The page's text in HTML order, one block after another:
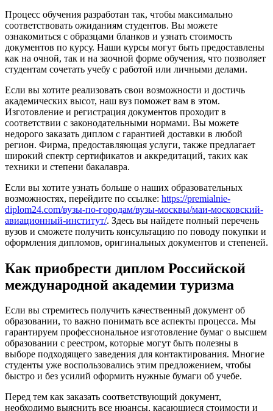
Процесс обучения разработан так, чтобы максимально
соответствовать ожиданиям студентов. Вы можете
ознакомиться с образцами бланков и узнать стоимость
документов по курсу. Наши курсы могут быть предоставлены
как на очной, так и на заочной форме обучения, что позволяет
студентам сочетать учебу с работой или личными делами.
Если вы хотите реализовать свои возможности и достичь
академических высот, наш вуз поможет вам в этом.
Изготовление и регистрация документов проходит в
соответствии с законодательными нормами. Вы можете
недорого заказать диплом с гарантией доставки в любой
регион. Фирма, предоставляющая услуги, также предлагает
широкий спектр сертификатов и аккредитаций, таких как
техники и степени бакалавра.
Если вы хотите узнать больше о наших образовательных
возможностях, перейдите по ссылке: https://premialnie-
diplom24.com/вузы-по-городам/вузы-москвы/маи-московский-
авиационный-институт/. Здесь вы найдете полный перечень
вузов и сможете получить консультацию по поводу покупки и
оформления дипломов, оригинальных документов и степеней.
Как приобрести диплом Российской
международной академии туризма
Если вы стремитесь получить качественный документ об
образовании, то важно понимать все аспекты процесса. Мы
гарантируем профессиональное изготовление бумаг о высшем
образовании с реестром, которые могут быть полезны в
выборе подходящего заведения для контактирования. Многие
студенты уже воспользовались этим предложением, чтобы
быстро и без усилий оформить нужные бумаги об учебе.
Перед тем как заказать соответствующий документ,
необходимо выяснить все нюансы, касающиеся стоимости и